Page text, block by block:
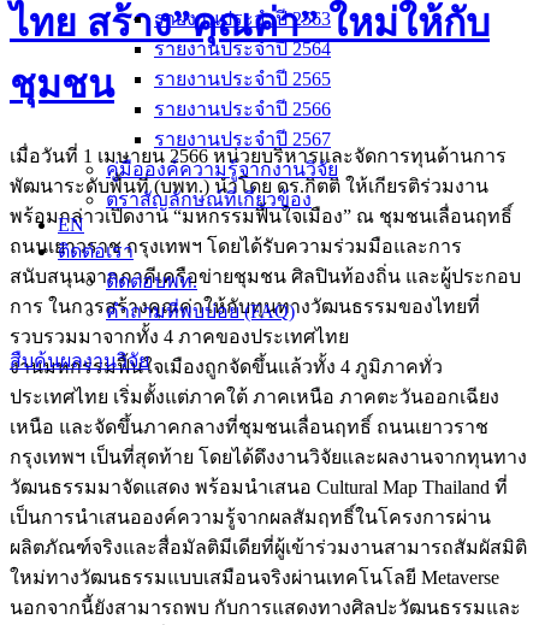
รายงานประจำปี 2563
รายงานประจำปี 2564
รายงานประจำปี 2565
รายงานประจำปี 2566
รายงานประจำปี 2567
คู่มือองค์ความรู้จากงานวิจัย
ตราสัญลักษณ์ที่เกี่ยวข้อง
EN
ติดต่อเรา
ติดต่อบพท.
คำถามที่พบบ่อย (FAQ)
สืบค้นผลงานวิจัย
ไทย สร้าง”คุณค่า” ใหม่ให้กับ
ชุมชน
เมื่อวันที่ 1 เมษายน 2566 หน่วยบริหารและจัดการทุนด้านการ
พัฒนาระดับพื้นที่ (บพท.) นำโดย ดร.กิตติ ให้เกียรติร่วมงาน
พร้อมกล่าวเปิดงาน “มหกรรมฟื้นใจเมือง” ณ ชุมชนเลื่อนฤทธิ์
ถนนเยาวราช กรุงเทพฯ โดยได้รับความร่วมมือและการ
สนับสนุนจากภาคีเครือข่ายชุมชน ศิลปินท้องถิ่น และผู้ประกอบ
การ ในการสร้างคุณค่าให้กับทุนทางวัฒนธรรมของไทยที่
รวบรวมมาจากทั้ง 4 ภาคของประเทศไทย
งานมหกรรมฟื้นใจเมืองถูกจัดขึ้นแล้วทั้ง 4 ภูมิภาคทั่ว
ประเทศไทย เริ่มตั้งแต่ภาคใต้ ภาคเหนือ ภาคตะวันออกเฉียง
เหนือ และจัดขึ้นภาคกลางที่ชุมชนเลื่อนฤทธิ์ ถนนเยาวราช
กรุงเทพฯ เป็นที่สุดท้าย โดยได้ดึงงานวิจัยและผลงานจากทุนทาง
วัฒนธรรมมาจัดแสดง พร้อมนำเสนอ Cultural Map Thailand ที่
เป็นการนำเสนอองค์ความรู้จากผลสัมฤทธิ์ในโครงการผ่าน
ผลิตภัณฑ์จริงและสื่อมัลติมีเดียที่ผู้เข้าร่วมงานสามารถสัมผัสมิติ
ใหม่ทางวัฒนธรรมแบบเสมือนจริงผ่านเทคโนโลยี Metaverse
นอกจากนี้ยังสามารถพบ กับการแสดงทางศิลปะวัฒนธรรมและ